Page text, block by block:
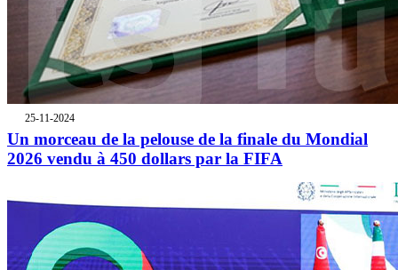
25-11-2024
Un morceau de la pelouse de la finale du Mondial
2026 vendu à 450 dollars par la FIFA